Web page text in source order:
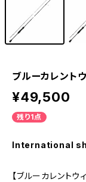
ブルーカレント
¥49,500
残り1点
International
【ブルーカレント